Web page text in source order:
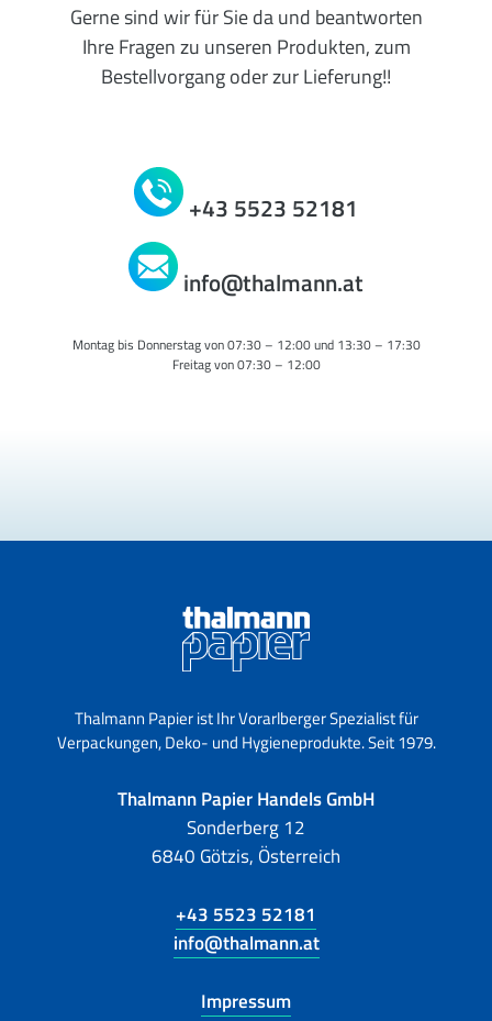
Gerne sind wir für Sie da und beantworten
Ihre Fragen zu unseren Produkten, zum
Bestellvorgang oder zur Lieferung!!
+43 5523 52181
info@thalmann.at
Montag bis Donnerstag von 07:30 – 12:00 und 13:30 – 17:30
Freitag von 07:30 – 12:00
Thalmann Papier ist Ihr Vorarlberger Spezialist für
Verpackungen, Deko- und Hygieneprodukte. Seit 1979.
Thalmann Papier Handels GmbH
Sonderberg 12
6840 Götzis, Österreich
+43 5523 52181
info@thalmann.at
Impressum